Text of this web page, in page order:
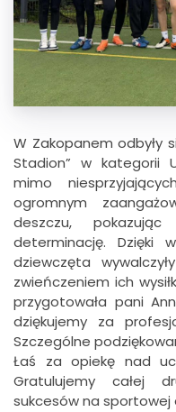
W Zakopanem odbyły
Stadion” w kategorii
mimo
ogromnym
deszczu,
determinację. Dzięki
dziewczęta
zwieńczeniem ich
przygotowała pani
dziękujemy za
Szczególne
Łaś za opiekę nad
Gratulujemy całej
sukcesów na sportowej